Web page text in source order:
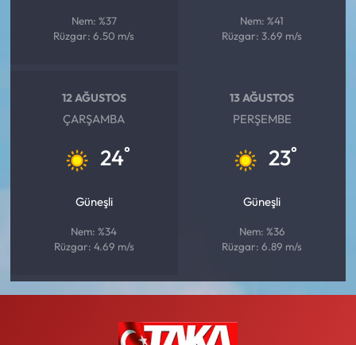
Nem: %37
Rüzgar: 6.50 m/s
Nem: %41
Rüzgar: 3.69 m/s
12 AĞUSTOS
ÇARŞAMBA
24°
Güneşli
Nem: %34
Rüzgar: 4.69 m/s
13 AĞUSTOS
PERŞEMBE
23°
Güneşli
Nem: %36
Rüzgar: 6.89 m/s